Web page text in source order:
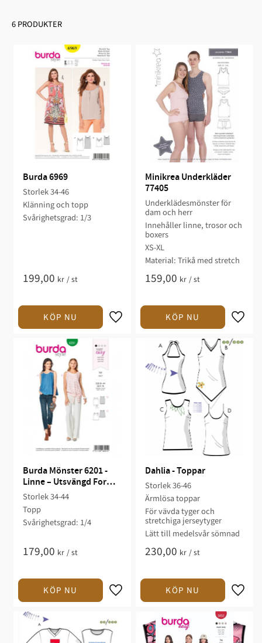
6 PRODUKTER
Burda 6969
Storlek 34-46
Klänning och topp
Svårighetsgrad: 1/3​
199,00 kr /st
Minikrea Underkläder
77405
Underklädesmönster för
dam och herr
Innehåller linne, trosor och
boxers
XS-XL
Material: Trikå med stretch
159,00 kr /st
Burda Mönster 6201 -
Linne – Utsvängd Form
– med Midjeband och
Knytband
Storlek 34-44
Topp
Svårighetsgrad: 1/4​
179,00 kr /st
Dahlia - Toppar
Storlek 36-46​
Ärmlösa toppar​
För vävda tyger och
stretchiga jerseytyger
Lätt till medelsvår sömnad​​
230,00 kr /st